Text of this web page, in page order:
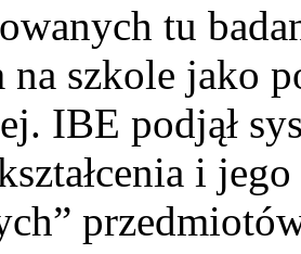
tu
na szkole jako
IBE podjął
i